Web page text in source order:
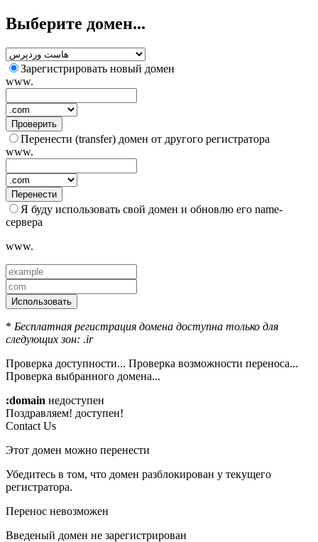
Выберите домен...
Зарегистрировать новый домен
www.
Проверить
Перенести (transfer) домен от другого регистратора
www.
Перенести
Я буду использовать свой домен и обновлю его name-
сервера
www.
Использовать
* Бесплатная регистрация домена доступна только для
следующих зон: .ir
Проверка доступности... Проверка возможности переноса...
Проверка выбранного домена...
:domain недоступен
Поздравляем! доступен!
Contact Us
Этот домен можно перенести
Убедитесь в том, что домен разблокирован у текущего
регистратора.
Перенос невозможен
Введеный домен не зарегистрирован